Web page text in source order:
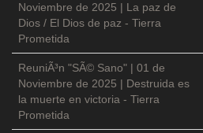
Noviembre de 2025 | La paz de
Dios / El Dios de paz - Tierra
Prometida
ReuniÃ³n "SÃ© Sano" | 01 de
Noviembre de 2025 | Destruida es
la muerte en victoria - Tierra
Prometida